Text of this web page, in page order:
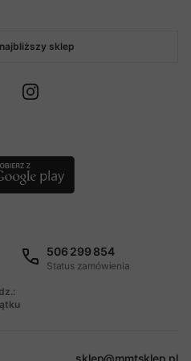
sklep
506 299 854
Status zamówienia
sklep@mmtsklep.pl